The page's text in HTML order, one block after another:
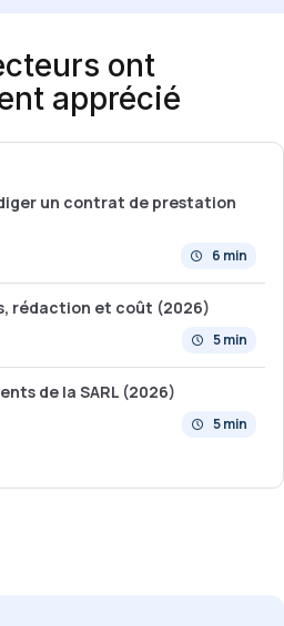
ont
apprécié
un contrat de prestation
6 min
rédaction et coût (2026)
5 min
de la SARL (2026)
5 min